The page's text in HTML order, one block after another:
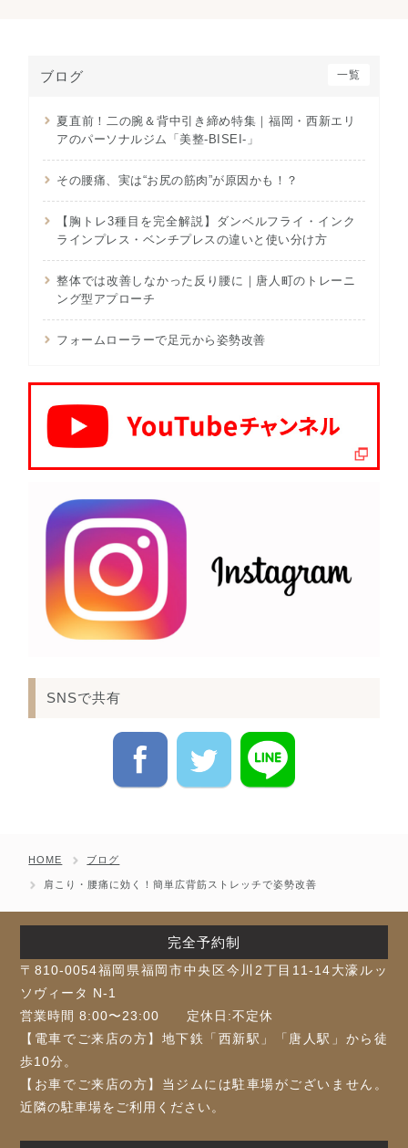
ブログ 一覧
夏直前！二の腕＆背中引き締め特集｜福岡・西新エリ
アのパーソナルジム「美整-BISEI-」
その腰痛、実は“お尻の筋肉”が原因かも！？
【胸トレ3種目を完全解説】ダンベルフライ・インク
ラインプレス・ベンチプレスの違いと使い分け方
整体では改善しなかった反り腰に｜唐人町のトレーニ
ング型アプローチ
フォームローラーで足元から姿勢改善
SNSで共有
HOME ブログ
肩こり・腰痛に効く！簡単広背筋ストレッチで姿勢改善
完全予約制
〒810-0054福岡県福岡市中央区今川2丁目11-14大濠ルッ
ソヴィータ N-1
営業時間 8:00〜23:00 定休日:不定休
【電車でご来店の方】地下鉄「⻄新駅」「唐人駅」から徒
歩10分。
【お車でご来店の方】当ジムには駐車場がございません。
近隣の駐車場をご利用ください。